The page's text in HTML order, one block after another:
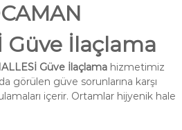
Güve İlaçlama
Güve İlaçlamahizmetimiz
görülen güve sorunlarına karşı
içerir. Ortamlar hijyenik hale